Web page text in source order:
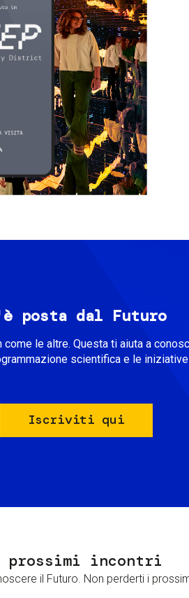
posta dal Futuro
come le altre. Questa ti aiuta a
scientifica e le iniziative
Iscriviti qui
prossimi incontri
il Futuro. Non perderti i